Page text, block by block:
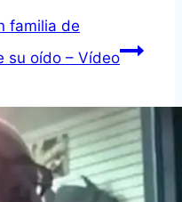
familia de
su oído – Vídeo